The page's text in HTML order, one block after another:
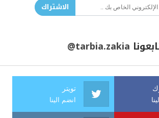
الاشتراك
@tarbia.zakia
تويتر
انضم الينا